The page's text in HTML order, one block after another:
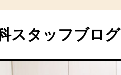
スタッフブログ